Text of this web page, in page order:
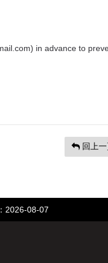
in advance to
回上
2026-08-07